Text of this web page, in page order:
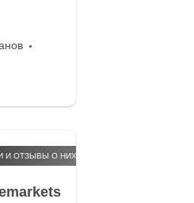
И ОТЗЫВЫ О НИХ